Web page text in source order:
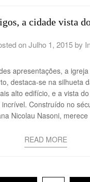
a cidade vista
onJulho 1, 2015by
apresentações, a
destaca-se na silhueta
alto edifício, e a vista
Construído no
Nicolau Nasoni,
READ MORE